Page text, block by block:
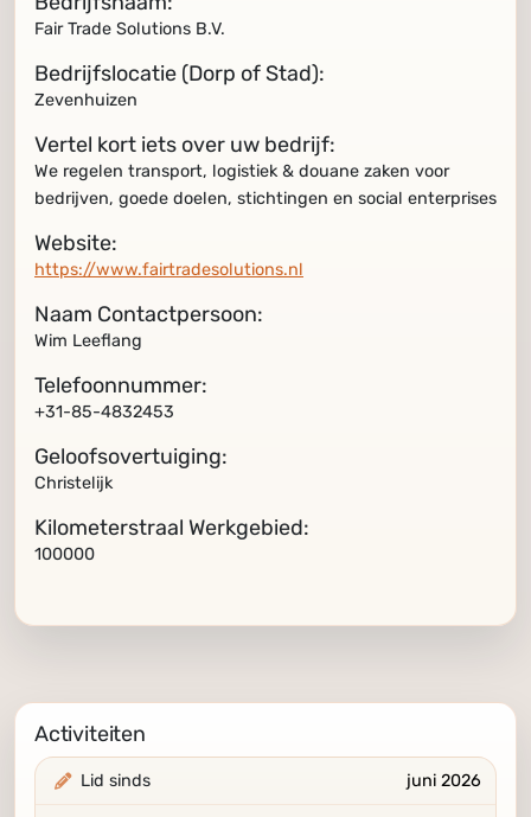
Fair Trade Solutions B.V.
Bedrijfslocatie (Dorp of Stad):
Zevenhuizen
Vertel kort iets over uw bedrijf:
We regelen transport, logistiek & douane zaken voor
bedrijven, goede doelen, stichtingen en social enterprises
Website:
https://www.fairtradesolutions.nl
Naam Contactpersoon:
Wim Leeflang
Telefoonnummer:
+31-85-4832453
Geloofsovertuiging:
Christelijk
Kilometerstraal Werkgebied:
100000
Activiteiten
Lid sinds juni 2026